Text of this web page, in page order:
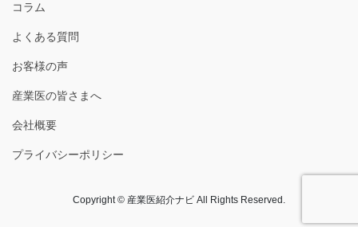
コラム
よくある質問
お客様の声
産業医の皆さまへ
会社概要
プライバシーポリシー
Copyright © 産業医紹介ナビ All Rights Reserved.